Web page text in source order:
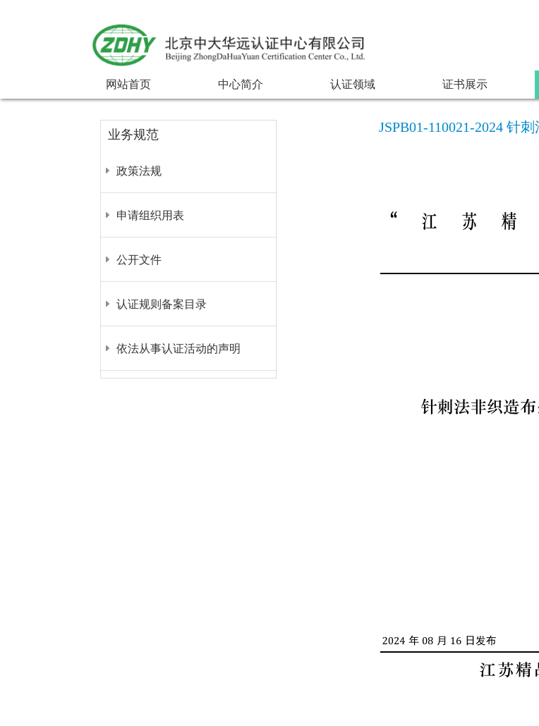
网站首页 中心简介 认证领域 证书展示
JSPB01-110021-2024 针
业务规范
政策法规
申请组织用表
公开文件
认证规则备案目录
依法从事认证活动的声明